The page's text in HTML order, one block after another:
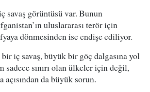
savaş görüntüsü var. Bunun
uluslararası terör için
dönmesinden ise endişe ediliyor.
iç savaş, büyük bir göç dalgasına yol
sadece sınırı olan ülkeler için değil,
da büyük sorun.